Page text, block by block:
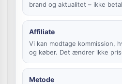
brand og aktualitet – ikke
Affiliate
Vi kan modtage kommission,
og køber. Det ændrer ikke
Metode